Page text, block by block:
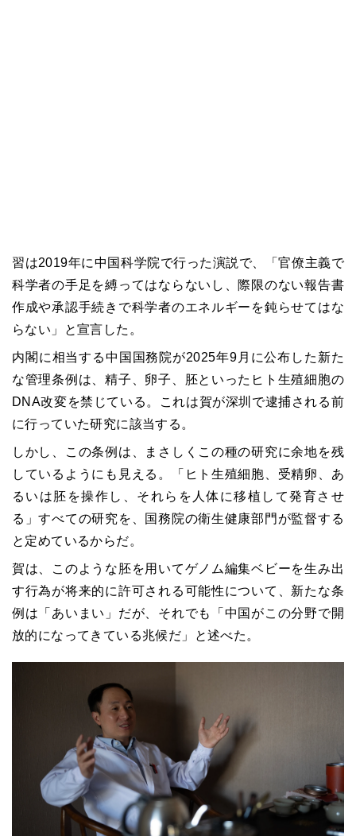
習は2019年に中国科学院で行った演説で、「官僚主義で
科学者の手足を縛ってはならないし、際限のない報告書
作成や承認手続きで科学者のエネルギーを鈍らせてはな
らない」と宣言した。
内閣に相当する中国国務院が2025年9月に公布した新た
な管理条例は、精子、卵子、胚といったヒト生殖細胞の
DNA改変を禁じている。これは賀が深圳で逮捕される前
に行っていた研究に該当する。
しかし、この条例は、まさしくこの種の研究に余地を残
しているようにも見える。「ヒト生殖細胞、受精卵、あ
るいは胚を操作し、それらを人体に移植して発育させ
る」すべての研究を、国務院の衛生健康部門が監督する
と定めているからだ。
賀は、このような胚を用いてゲノム編集ベビーを生み出
す行為が将来的に許可される可能性について、新たな条
例は「あいまい」だが、それでも「中国がこの分野で開
放的になってきている兆候だ」と述べた。